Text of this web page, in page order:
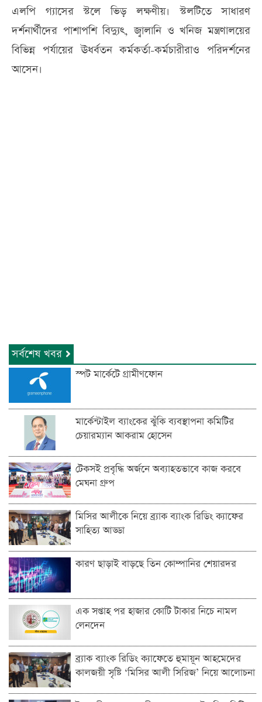
এলপি গ্যাসের স্টলে ভিড় লক্ষণীয়। স্টলটিতে সাধারণ
দর্শনার্থীদের পাশাপশি বিদ্যুৎ, জ্বালানি ও খনিজ মন্ত্রণালয়ের
বিভিন্ন পর্যায়ের ঊধর্বতন কর্মকর্তা-কর্মচারীরাও পরিদর্শনের
আসেন।
সর্বশেষ খবর
স্পট মার্কেটে গ্রামীণফোন
মার্কেন্টাইল ব্যাংকের ঝুঁকি ব্যবস্থাপনা কমিটির
চেয়ারম্যান আকরাম হোসেন
টেকসই প্রবৃদ্ধি অর্জনে অব্যাহতভাবে কাজ করবে
মেঘনা গ্রুপ
মিসির আলীকে নিয়ে ব্র্যাক ব্যাংক রিডিং ক্যাফের
সাহিত্য আড্ডা
কারণ ছাড়াই বাড়ছে তিন কোম্পানির শেয়ারদর
এক সপ্তাহ পর হাজার কোটি টাকার নিচে নামল
লেনদেন
ব্র্যাক ব্যাংক রিডিং ক্যাফেতে হুমায়ূন আহমেদের
কালজয়ী সৃষ্টি ‘মিসির আলী সিরিজ’ নিয়ে আলোচনা